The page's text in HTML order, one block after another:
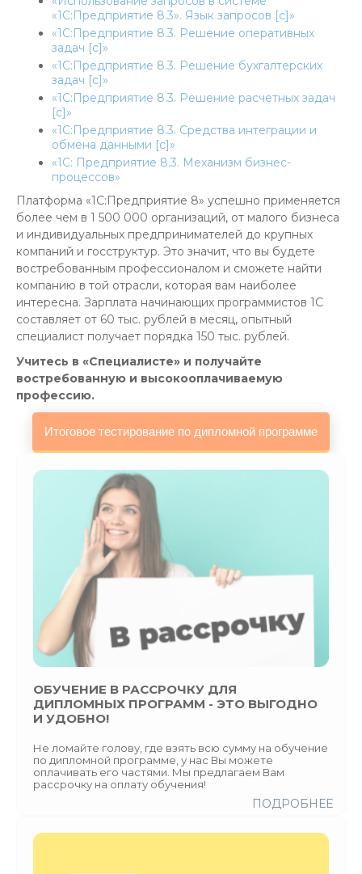
«1С:Предприятие 8.3». Язык запросов [c]»
«1С:Предприятие 8.3. Решение оперативных
задач [c]»
«1С:Предприятие 8.3. Решение бухгалтерских
задач [c]»
«1С:Предприятие 8.3. Решение расчетных задач
[c]»
«1С:Предприятие 8.3. Средства интеграции и
обмена данными [c]»
«1С: Предприятие 8.3. Механизм бизнес-
процессов»
Платформа «1С:Предприятие 8» успешно применяется
более чем в 1 500 000 организаций, от малого бизнеса
и индивидуальных предпринимателей до крупных
компаний и госструктур. Это значит, что вы будете
востребованным профессионалом и сможете найти
компанию в той отрасли, которая вам наиболее
интересна. Зарплата начинающих программистов 1С
составляет от 60 тыс. рублей в месяц, опытный
специалист получает порядка 150 тыс. рублей.
Учитесь в «Специалисте» и получайте
востребованную и высокооплачиваемую
профессию.
ОБУЧЕНИЕ В РАССРОЧКУ ДЛЯ
ДИПЛОМНЫХ ПРОГРАММ - ЭТО ВЫГОДНО
И УДОБНО!
Не ломайте голову, где взять всю сумму на обучение
по дипломной программе, у нас Вы можете
оплачивать его частями. Мы предлагаем Вам
рассрочку на оплату обучения!
ПОДРОБНЕЕ